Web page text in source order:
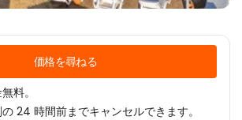
価格を尋ねる
料。
24 時間前までキャンセルできます。